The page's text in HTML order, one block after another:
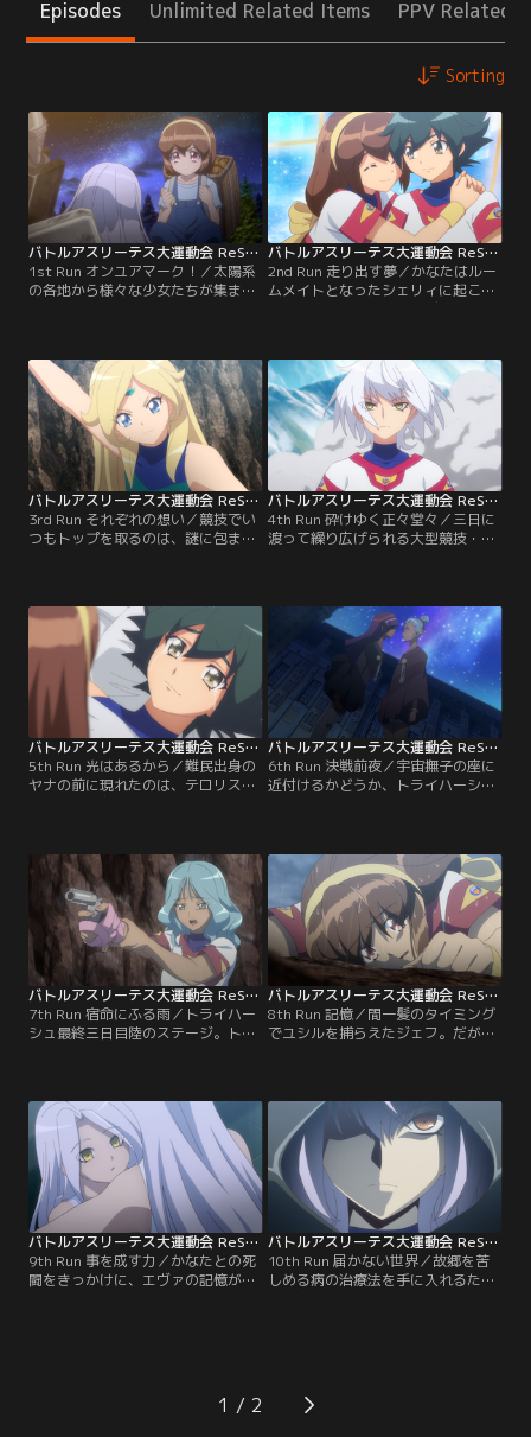
Episodes Unlimited Related Items PPV Related
Sorting
バトルアスリーテス大運動会 ReSTART！ 第01話
1st Run オンユアマーク！／太陽系
の各地から様々な少女たちが集ま
ティー）と呼ばれ、女王として君臨
することになる。幼い頃に交わした
約束を果たすため、宇宙撫子を目指
す明星かなたは、地球代表を決める
予選で見事に勝利する。
バトルアスリーテス大運動会 ReSTART！ 第02話
2nd Run 走り出す夢／かなたはルー
ムメイトとなったシェリィに起こさ
れながら朝練に励む。リディア、ヤ
ンシュタイン。他の選手と比べもの
にならない身体能力を有し、軽々と
朝練をこなす。その体にはある秘密
が隠されている。神・大運動会を揺
るがす秘密が……。
バトルアスリーテス大運動会 ReSTART！ 第03話
3rd Run それぞれの想い／競技でい
つもトップを取るのは、謎に包まれ
る組織とつながっている。一方のか
なたとシェリイは、競技や衝突を経
て距離を縮めたリディア、ヤナ、パ
リアと共に次の課題競技に向けて合
宿に出かける。
バトルアスリーテス大運動会 ReSTART！ 第04話
4th Run 砕けゆく正々堂々／三日に
渡って繰り広げられる大型競技・ト
なに頑張っても追いつくことができ
ない。エヴァのあまりにもな異常性
に不審を抱くリディア。かなたはそ
れを制し、自らとエヴァとの約束を
語り出す。
バトルアスリーテス大運動会 ReSTART！ 第05話
5th Run 光はあるから／難民出身の
ヤナの前に現れたのは、テロリスト
となった親友・ユシルだった。ユシ
打ち明けられないまま苦悩する。ト
ライハーシュ競技二日目海のステー
ジ。またしても独走しようとするエ
ヴァに、シェリイが義肢にかかる負
担をかえりみずに追いすがる。
バトルアスリーテス大運動会 ReSTART！ 第06話
6th Run 決戦前夜／宇宙撫子の座に
近付けるかどうか、トライハーシュ
る。大運動会の裏側でうごめく陰謀
を追うジェフ。かなたはシェリィと
言葉を交わし、想いを交わす。--必
ず、神・大運動会で優勝する。それ
がエヴァとの約束でもあるから。
バトルアスリーテス大運動会 ReSTART！ 第07話
7th Run 宿命にふる雨／トライハー
シュ最終三日目陸のステージ。トッ
選手たちを足止め。リディアに追い
つくまいとしていたヤナも、追いつ
かざるを得なくなった。そしてヤナ
は、ユシルの声にうながされるま
ま、隠し持っていた銃をリディアに
向ける。
バトルアスリーテス大運動会 ReSTART！ 第08話
8th Run 記憶／間一髪のタイミング
でユシルを捕らえたジェフ。だが、
なたは最後の難関・絶望の荒野で、
エヴァと死闘を繰り広げる。転倒
し、一度はあきらめかけるかなたの
脳裏に、おばあちゃんとの想い出が
よみがえってくる。
バトルアスリーテス大運動会 ReSTART！ 第09話
9th Run 事を成す力／かなたとの死
闘をきっかけに、エヴァの記憶がよ
だったのだ。その太陽系管理委員会
は、現在のエヴァは不良品とみて、
バトルアスリーテス大運動会 ReSTART！ 第10話
10th Run 届かない世界／故郷を苦
しめる病の治療法を手に入れるた
ち。調整を受けられていないエヴァ
は、力を発揮できず競技中に意識を
1